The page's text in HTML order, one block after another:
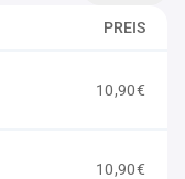
PREIS
10,90€
10,90€